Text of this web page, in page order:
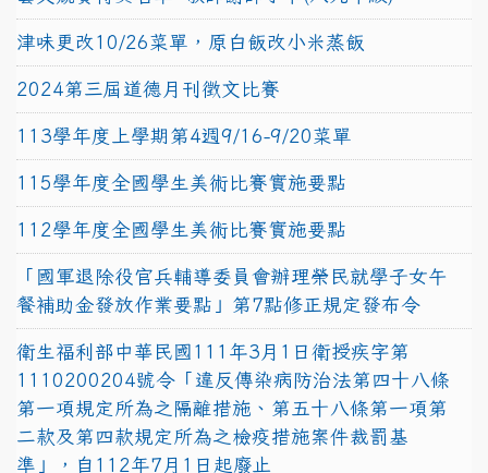
津味更改10/26菜單，原白飯改小米蒸飯
2024第三屆道德月刊徵文比賽
113學年度上學期第4週9/16-9/20菜單
115學年度全國學生美術比賽實施要點
112學年度全國學生美術比賽實施要點
「國軍退除役官兵輔導委員會辦理榮民就學子女午
餐補助金發放作業要點」第7點修正規定發布令
衛生福利部中華民國111年3月1日衛授疾字第
1110200204號令「違反傳染病防治法第四十八條
第一項規定所為之隔離措施、第五十八條第一項第
二款及第四款規定所為之檢疫措施案件裁罰基
準」，自112年7月1日起廢止